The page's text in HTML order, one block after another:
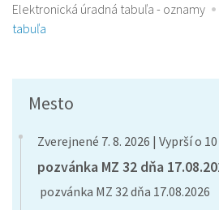
Elektronická úradná tabuľa - oznamy
tabuľa
Mesto
Zverejnené 7. 8. 2026 | Vyprší o
pozvánka MZ 32 dňa
pozvánka MZ 32 dňa 17.08.2026